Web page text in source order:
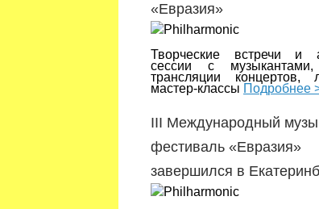
«Евразия»
Творческие встречи и
сессии с
трансляции концертов,
мастер-классы Подробнее
III Международный
фестиваль «Евразия»
завершился в